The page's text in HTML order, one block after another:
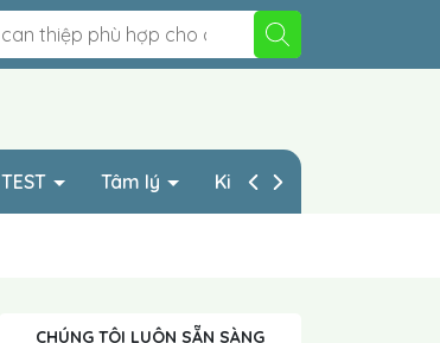
TEST Tâm lý Kinh nghiệp HAY
CHÚNG TÔI LUÔN SẴN SÀNG